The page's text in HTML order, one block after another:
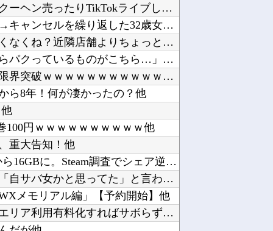
ジャンポケ斉藤の被害女性「バウムクーヘン売ったりTikTokライブしててムカついたから示談...
【衝撃】ジャンプストアで大量注文→キャンセルを繰り返した32歳女を逮捕 238アカウント、...
パチンコ屋の経営なんてそんな難しくなくね？近隣店舗よりちょっと多めに出しておけば勝手に客...
韓国人「現在、日本が密かに韓国からパクっているものがこちら…」→「これは言い訳できないｗｗ...
東京ヤクルトスワローズ月別勝率、限界突破ｗｗｗｗｗｗｗｗｗｗｗｗｗｗｗｗｗｗｗｗｗｗｗｗｗ...
ら8年！何が凄かったの？他
100円ｗｗｗｗｗｗｗｗｗｗ他
重大告知！他
ゲーミングPCの主流はVRAM 8GBから16GBに。Steam調査でシェア逆転他
悪口回避＆一人好きの私、同僚から「自サバ女かと思ってた」と言われモヤモヤ…「全然違った～」...
メモリアル編」【予約開始】他
【有能】政府「トラックはサービスエリア利用有料化すればサボらず走るし流問題解決じゃね？」他